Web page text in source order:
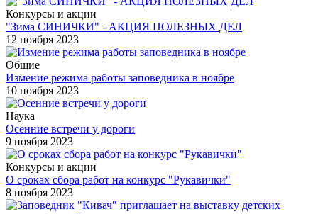
Конкурсы и акции
"Зима СИНИЧКИ" - АКЦИЯ ПОЛЕЗНЫХ ДЕЛ
12 ноября 2023
Общие
Измение режима работы заповедника в ноябре
10 ноября 2023
Наука
Осенние встречи у дороги
9 ноября 2023
Конкурсы и акции
О сроках сбора работ на конкурс "Рукавички"
8 ноября 2023